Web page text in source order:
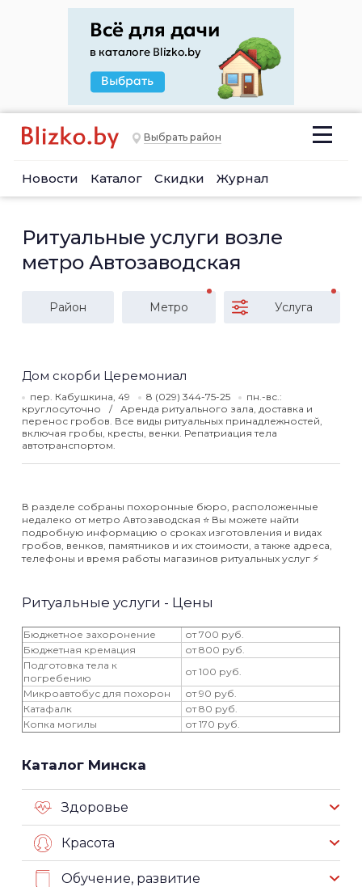
Выбрать район
Новости Каталог Скидки Журнал
Ритуальные услуги возле
метро Автозаводская
Район Метро Услуга
Дом скорби Церемониал
пер. Кабушкина, 49 8 (029) 344-75-25
пн.-вс.:
круглосуточно
Аренда ритуального зала, доставка и
перенос гробов. Все виды ритуальных принадлежностей,
включая гробы, кресты, венки. Репатриация тела
автотранспортом.
В разделе собраны похоронные бюро, расположенные
недалеко от метро Автозаводская ⭐️ Вы можете найти
подробную информацию о сроках изготовления и видах
гробов, венков, памятников и их стоимости, а также адреса,
телефоны и время работы магазинов ритуальных услуг ⚡️
Ритуальные услуги - Цены
Бюджетное захоронение
от 700 руб.
Бюджетная кремация
от 800 руб.
Подготовка тела к
погребению
от 100 руб.
Микроавтобус для похорон
от 90 руб.
Катафалк
от 80 руб.
Копка могилы
от 170 руб.
Каталог Минска
Здоровье
Красота
Обучение, развитие